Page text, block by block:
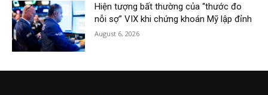
Hiện tượng bất thường của “thước đo
nỗi sợ” VIX khi chứng khoán Mỹ lập đỉnh
August 6, 2026